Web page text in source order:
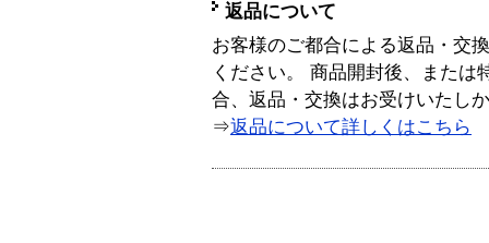
返品について
お客様のご都合による返品・交
ください。 商品開封後、または
合、返品・交換はお受けいたし
⇒返品について詳しくはこちら